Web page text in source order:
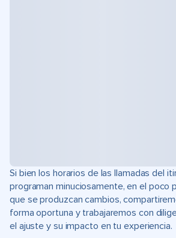
Si bien los horarios de las llamadas del
programan minuciosamente, en el poco
que se produzcan cambios,
forma oportuna y trabajaremos con
el ajuste y su impacto en tu experiencia.